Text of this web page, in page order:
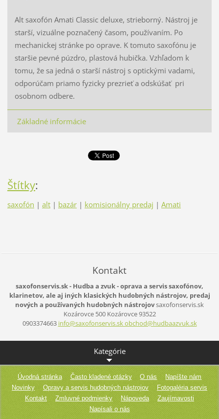
Alt saxofón Amati Classic deluxe, strieborný. Nástroj je
starší, vizuálne poznačený časom, používaním. Po
mechanickej stránke po oprave. K tomuto saxofónu je
staršie pevné púzdro, plastová hubička. Vzhľadom k
tomu, že sa jedná o starší nástroj s optickými vadami,
odporúčam priamo fyzicky prezrieť a odskúšať pri
osobnom odbere.
Základné informácie
Štítky:
saxofón | alt | bazár | komisionálny predaj | Amati
Kontakt
saxofonservis.sk - Hudba a zvuk - oprava a servis saxofónov,
klarinetov, ale aj iných klasických hudobných nástrojov, predaj
nových a používaných hudobných nástrojovsaxofonservis.sk
Kozárovce 500Kozárovce93522
0903374663 info@saxofonservis.sk obchod@hudbaazvuk.sk
Kategórie
Úvodná stránka Často kladené otázky O nás
Napíšte nám
Novinky
Opravy a servis hudobných nástrojov
Fotogaléria servis
Kontakt
Zmluvné podmienky Nápoveda
Zaujímavosti
Napísali o nás